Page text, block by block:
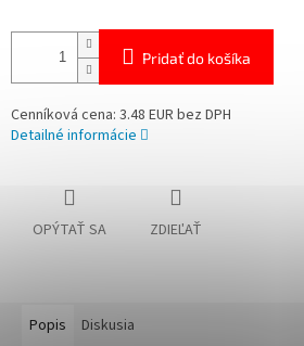
Pridať do košíka
Cenníková cena: 3.48 EUR bez DPH
Detailné informácie
OPÝTAŤ SA ZDIEĽAŤ
Popis Diskusia